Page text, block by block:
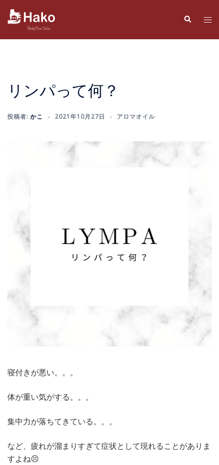
検
索
ト
リンパって何？
投稿者: かこ 2021年10月27日 アロマオイル
寝付きが悪い。。。
体が重い気がする。。。
集中力が落ちてきている。。。
など、疲れが溜まりすぎて症状として現れることがありま
すよね😣